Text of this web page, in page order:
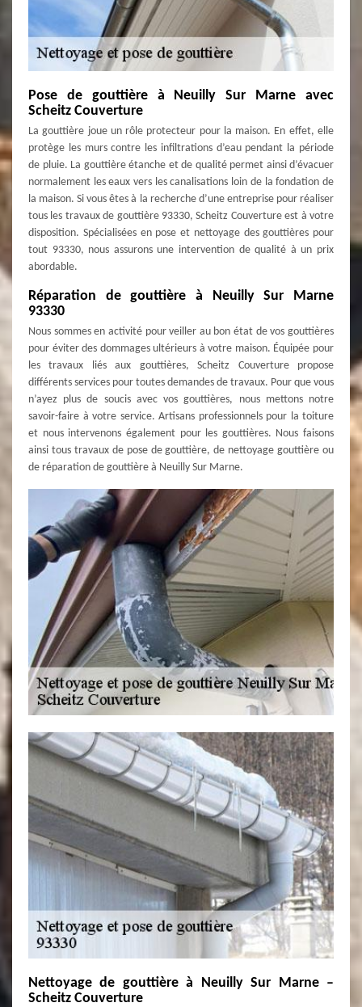
Pose de gouttière à Neuilly Sur Marne avec
Scheitz Couverture
La gouttière joue un rôle protecteur pour la maison. En effet, elle
protège les murs contre les infiltrations d’eau pendant la période
de pluie. La gouttière étanche et de qualité permet ainsi d’évacuer
normalement les eaux vers les canalisations loin de la fondation de
la maison. Si vous êtes à la recherche d’une entreprise pour réaliser
tous les travaux de gouttière 93330, Scheitz Couverture est à votre
disposition. Spécialisées en pose et nettoyage des gouttières pour
tout 93330, nous assurons une intervention de qualité à un prix
abordable.
Réparation de gouttière à Neuilly Sur Marne
93330
Nous sommes en activité pour veiller au bon état de vos gouttières
pour éviter des dommages ultérieurs à votre maison. Équipée pour
les travaux liés aux gouttières, Scheitz Couverture propose
différents services pour toutes demandes de travaux. Pour que vous
n’ayez plus de soucis avec vos gouttières, nous mettons notre
savoir-faire à votre service. Artisans professionnels pour la toiture
et nous intervenons également pour les gouttières. Nous faisons
ainsi tous travaux de pose de gouttière, de nettoyage gouttière ou
de réparation de gouttière à Neuilly Sur Marne.
Nettoyage de gouttière à Neuilly Sur Marne –
Scheitz Couverture